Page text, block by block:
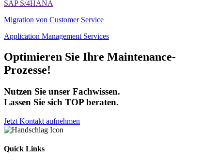
SAP S/4HANA
Migration von Customer Service
Application Management Services
Optimieren Sie Ihre Maintenance-
Prozesse!
Nutzen Sie unser Fachwissen.
Lassen Sie sich TOP beraten.
Jetzt Kontakt aufnehmen
Quick Links